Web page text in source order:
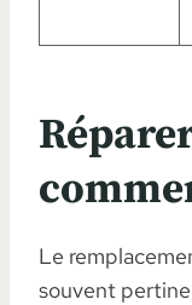
Le
souvent